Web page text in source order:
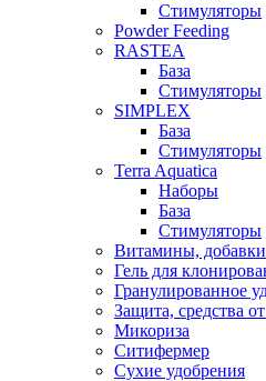
Стимуляторы
Powder Feeding
RASTEA
База
Стимуляторы
SIMPLEX
База
Стимуляторы
Terra Aquatica
Наборы
База
Стимуляторы
Витамины, добавки
Гель для
Гранулированное
Защита, средства
Микориза
Ситифермер
Сухие удобрения